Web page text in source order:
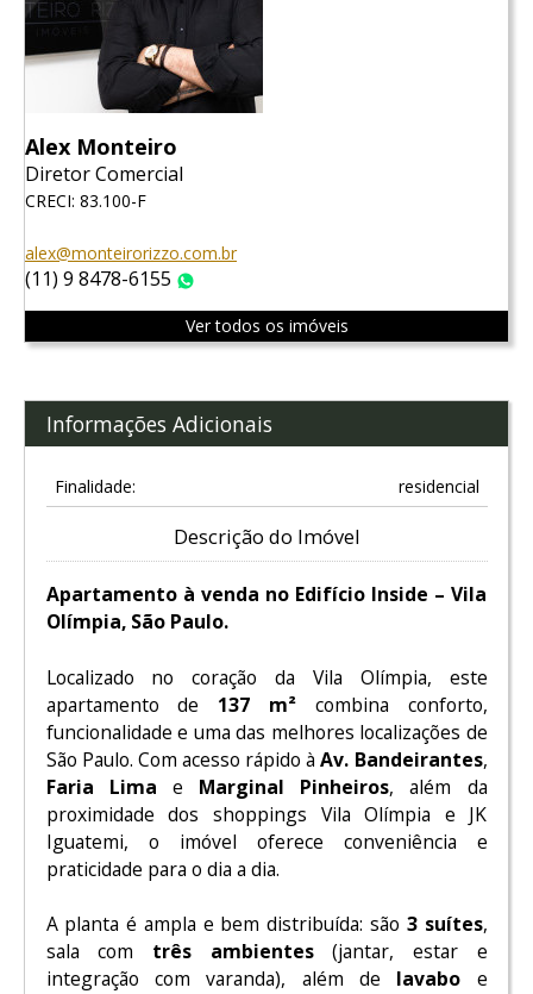
Alex Monteiro
Diretor Comercial
CRECI: 83.100-F
alex@monteirorizzo.com.br
(11) 9 8478-6155
Ver todos os imóveis
Informações Adicionais
Finalidade: residencial
Descrição do Imóvel
Apartamento à venda no Edifício Inside – Vila
Olímpia, São Paulo.
Localizado no coração da Vila Olímpia, este
apartamento de 137 m²combina conforto,
funcionalidade e uma das melhores localizações de
São Paulo. Com acesso rápido àAv. Bandeirantes,
Faria Lima e Marginal Pinheiros, além da
proximidade dos shoppings Vila Olímpia e JK
Iguatemi, o imóvel oferece conveniência e
praticidade para o dia a dia.
A planta é ampla e bem distribuída: são 3 suítes,
sala com três ambientes(jantar, estar e
integração com varanda), além de lavabo e